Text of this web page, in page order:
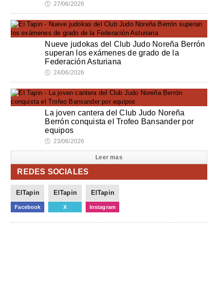
🕔 27/06/2026
Nueve judokas del Club Judo Noreña Berrón
superan los exámenes de grado de la
Federación Asturiana
🕔 24/06/2026
La joven cantera del Club Judo Noreña
Berrón conquista el Trofeo Bansander por
equipos
🕔 23/06/2026
Leer mas
REDES SOCIALES
ElTapin
Facebook
ElTapin
X
ElTapin
Instagram